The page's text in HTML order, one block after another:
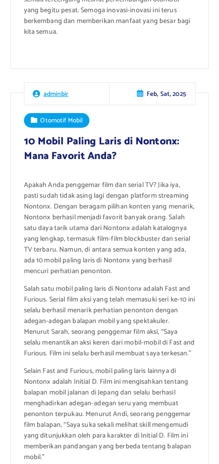
yang begitu pesat. Semoga inovasi-inovasi ini terus
berkembang dan memberikan manfaat yang besar bagi
kita semua.
adminbir Feb, Sat, 2025
Otomotif Mobil
10 Mobil Paling Laris di Nontonx:
Mana Favorit Anda?
Apakah Anda penggemar film dan serial TV? Jika iya,
pasti sudah tidak asing lagi dengan platform streaming
Nontonx. Dengan beragam pilihan konten yang menarik,
Nontonx berhasil menjadi favorit banyak orang. Salah
satu daya tarik utama dari Nontonx adalah katalognya
yang lengkap, termasuk film-film blockbuster dan serial
TV terbaru. Namun, di antara semua konten yang ada,
ada 10 mobil paling laris di Nontonx yang berhasil
mencuri perhatian penonton.
Salah satu mobil paling laris di Nontonx adalah Fast and
Furious. Serial film aksi yang telah memasuki seri ke-10 ini
selalu berhasil menarik perhatian penonton dengan
adegan-adegan balapan mobil yang spektakuler.
Menurut Sarah, seorang penggemar film aksi, “Saya
selalu menantikan aksi keren dari mobil-mobil di Fast and
Furious. Film ini selalu berhasil membuat saya terkesan.”
Selain Fast and Furious, mobil paling laris lainnya di
Nontonx adalah Initial D. Film ini mengisahkan tentang
balapan mobil jalanan di Jepang dan selalu berhasil
menghadirkan adegan-adegan seru yang membuat
penonton terpukau. Menurut Andi, seorang penggemar
film balapan, “Saya suka sekali melihat skill mengemudi
yang ditunjukkan oleh para karakter di Initial D. Film ini
memberikan pandangan yang berbeda tentang balapan
mobil.”